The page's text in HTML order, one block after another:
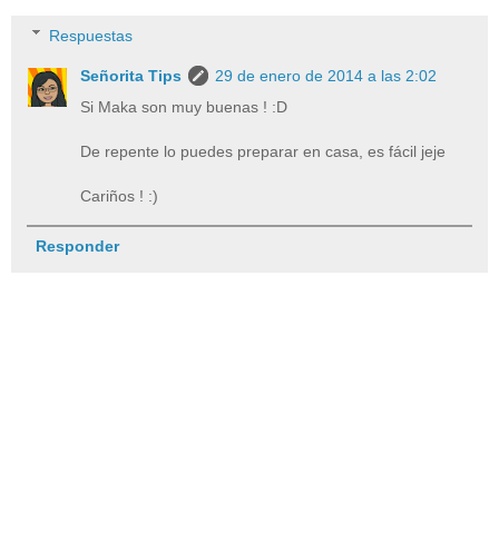
Respuestas
Señorita Tips
29 de enero de 2014 a las 2:02
Si Maka son muy buenas ! :D
De repente lo puedes preparar en casa, es fácil jeje
Cariños ! :)
Responder